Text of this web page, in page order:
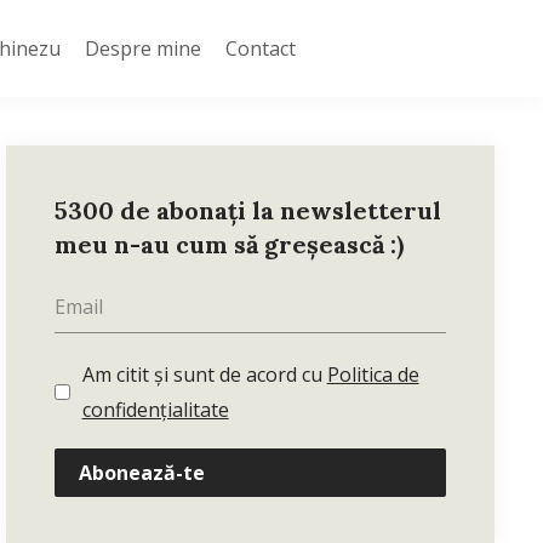
Despre mine Contact
5300 de abonați la newsletterul
meu n-au cum să greșească :)
Am citit și sunt de acord cu Politica de
confidențialitate
Abonează-te